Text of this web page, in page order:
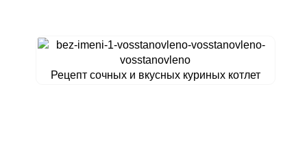
Рецепт сочных и вкусных куриных котлет